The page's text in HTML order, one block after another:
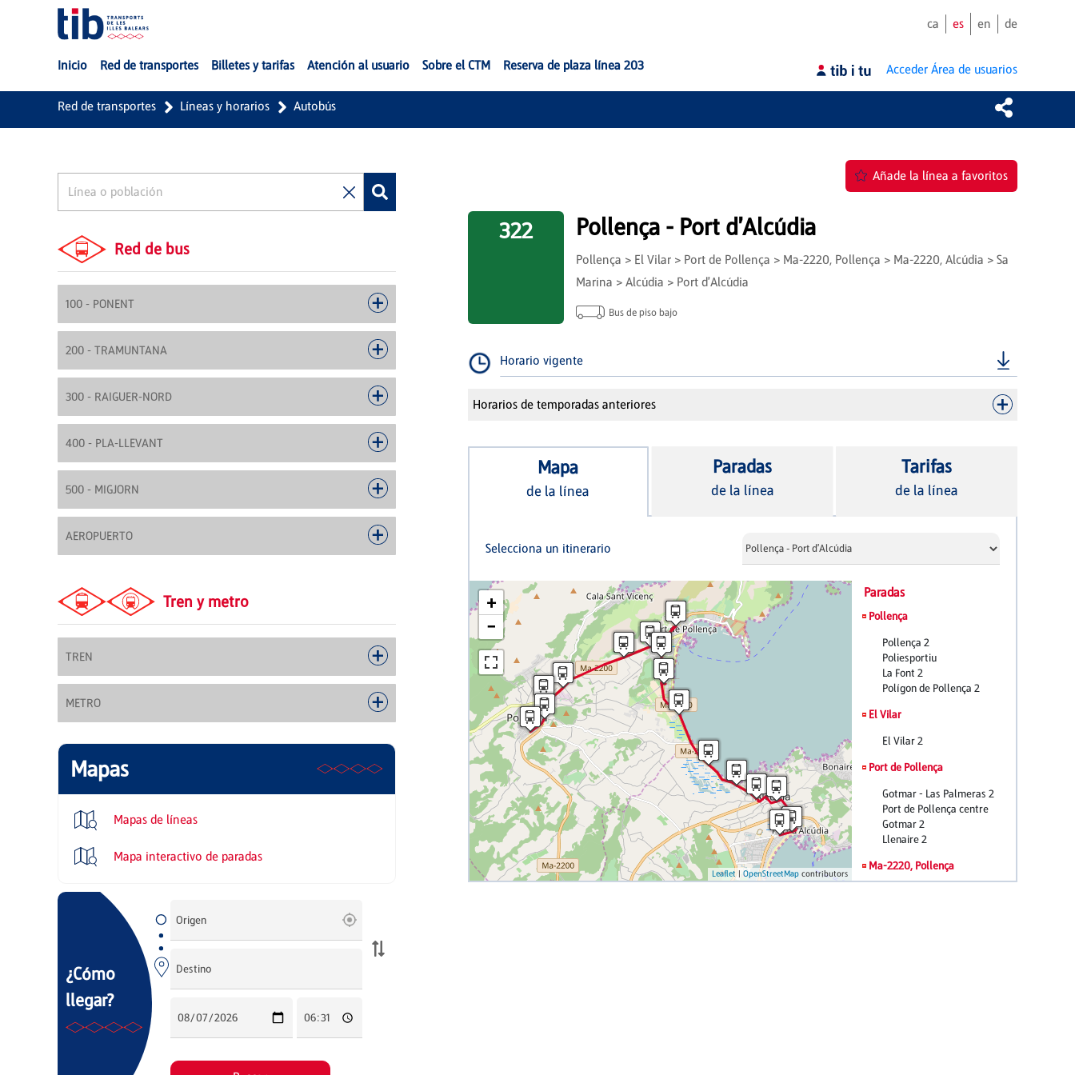
Saltar al contenido principal
ca es en de
Inicio Red de transportes Billetes y tarifas Atención al usuario Sobre el CTM Reserva de plaza línea 203 Acceder Área de usuarios
Red de transportes Líneas y horarios Autobús
Red de bus
100 - PONENT
200 - TRAMUNTANA
300 - RAIGUER-NORD
400 - PLA-LLEVANT
500 - MIGJORN
AEROPUERTO
Tren y metro
TREN
METRO
Mapas
Mapas de líneas
Mapa interactivo de paradas
Añade la línea a favoritos
322 Pollença - Port d'Alcúdia
Pollença > El Vilar > Port de Pollença > Ma-2220, Pollença > Ma-2220, Alcúdia > Sa
Marina > Alcúdia > Port d'Alcúdia
Bus de piso bajo
Horario vigente
Horarios de temporadas anteriores
Mapa
de la línea
Paradas
de la línea
Tarifas
de la línea